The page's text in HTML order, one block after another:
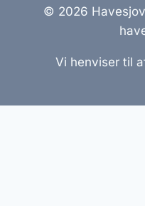
© 2026
Vi henviser til